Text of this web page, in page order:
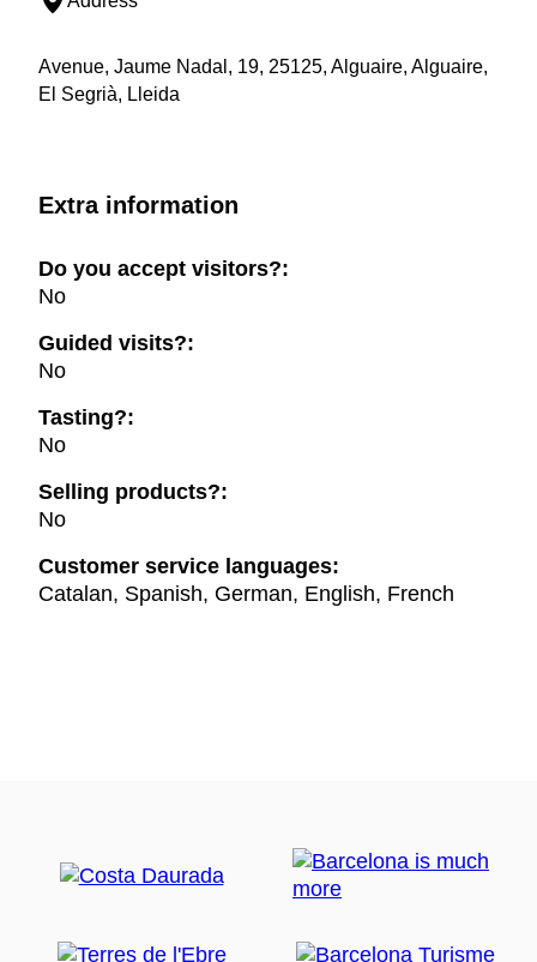
Avenue, Jaume Nadal, 19, 25125, Alguaire, Alguaire,
El Segrià, Lleida
Extra information
Do you accept visitors?:
No
Guided visits?:
No
Tasting?:
No
Selling products?:
No
Customer service languages:
Catalan, Spanish, German, English, French